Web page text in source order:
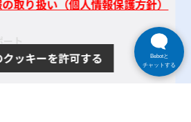
ート
ビュー
取り扱い（個人情報保護方針）
ッキーを許可する
Bebotと
チャットする